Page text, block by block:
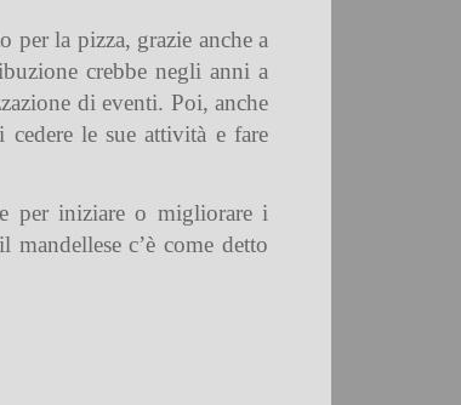
la pizza, grazie anche a
crebbe negli anni a
di eventi. Poi, anche
le sue attività e fare
per iniziare o migliorare i
c’è come detto